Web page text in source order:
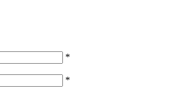
*
*